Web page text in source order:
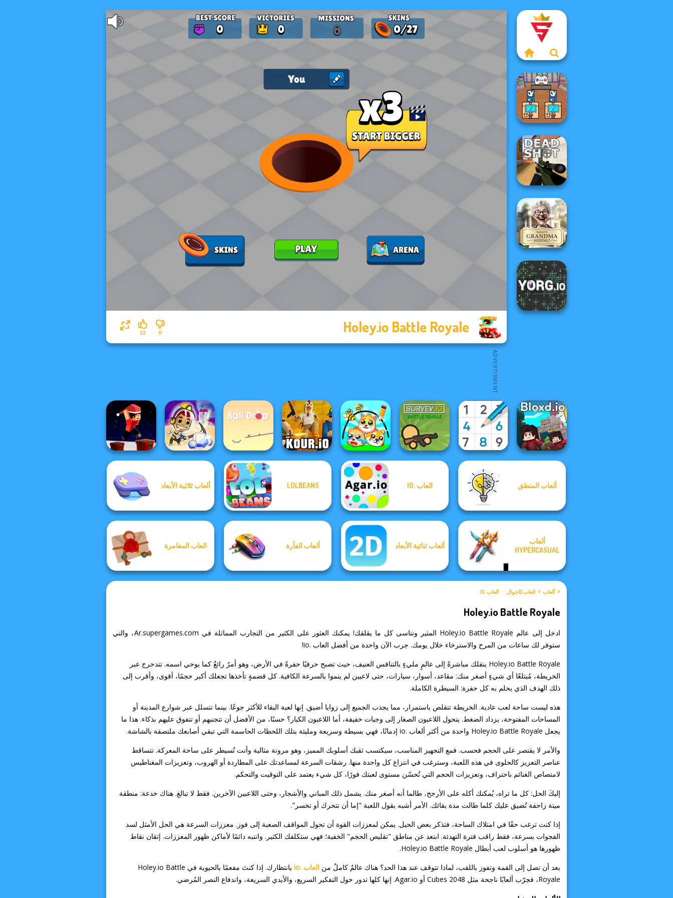
Holey.io Battle Royale
11
33
Black Friday
Stacker
Deadshot.io
What Is Grandma
Hiding
Parkour Block
Xmas Special
Idle Miner Space
Ball Drop Protect My Dog 3 Sudoku Royal
ألعاب ثلاثية الأبعاد LOLBEANS العاب .IO ألعاب المنطق
العاب المغامرة ألعاب الفأرة ألعاب ثنائية الأبعاد
ألعاب
HYPERCASUAL
ألعاب العاب كاجوال العاب .IO
Holey.io Battle Royale
ادخل إلى عالم Holey.io Battle Royale المثير وتناسى كل ما يقلقك! يمكنك العثور على الكثير من التجارب المماثلة في Ar.supergames.com، والتي
ستوفر لك ساعات من المرح والاسترخاء خلال يومك. جرب الآن واحدة من أفضل العاب .io!
Holey.io Battle Royale ينقلك مباشرةً إلى عالمٍ مليءٍ بالتنافس العنيف، حيث تصبح حرفيًا حفرةً في الأرض، وهو أمرٌ رائعٌ كما يوحي اسمه. تتدحرج عبر
الخريطة، مُبتلعًا أي شيءٍ أصغر منك: مقاعد، أسوار، سيارات، حتى لاعبين لم ينموا بالسرعة الكافية. كل قضمةٍ تأخذها تجعلك أكبر حجمًا، أقوى، وأقرب إلى
ذلك الهدف الذي يحلم به كل حفرة: السيطرة الكاملة.
هذه ليست ساحة لعب عادية. الخريطة تتقلص باستمرار، مما يجذب الجميع إلى زوايا أضيق. إنها لعبة البقاء للأكثر جوعًا. بينما تتسلل عبر شوارع المدينة أو
المساحات المفتوحة، يزداد الضغط. يتحول اللاعبون الصغار إلى وجبات خفيفة، أما اللاعبون الكبار؟ حسنًا، من الأفضل أن تتجنبهم أو تتفوق عليهم بذكاء. هذا ما
يجعل Holey.io Battle Royale واحدة من أكثر ألعاب .io إدمانًا، فهي بسيطة وسريعة ومليئة بتلك اللحظات الحاسمة التي تبقي أصابعك ملتصقة بالشاشة.
والأمر لا يقتصر على الحجم فحسب. فمع التجهيز المناسب، سيكتسب ثقبك أسلوبك المميز، وهو مرونة مثالية وأنت تُسيطر على ساحة المعركة. تتساقط
عناصر التعزيز كالحلوى في هذه اللعبة، وسترغب في انتزاع كل واحدة منها. رشقات السرعة لمساعدتك على المطاردة أو الهروب، وتعزيزات المغناطيس
لامتصاص الغنائم باحتراف، وتعزيزات الحجم التي تُحسّن مستوى لعبتك فورًا، كل شيء يعتمد على التوقيت والتحكم.
إليكَ الحل: كل ما تراه، يُمكنك أكله على الأرجح، طالما أنه أصغر منك. يشمل ذلك المباني والأشجار، وحتى اللاعبين الآخرين. فقط لا تبالغ. هناك خدعة: منطقة
ميتة زاحفة تُضيق عليك كلما طالت مدة بقائك. الأمر أشبه بقول اللعبة "إما أن تتحرك أو تخسر".
إذا كنت ترغب حقًا في امتلاك الساحة، فتذكر بعض الحيل. يمكن لمعززات القوة أن تحول المواقف الصعبة إلى فوز. معززات السرعة هي الحل الأمثل لسد
الفجوات بسرعة، فقط راقب فترة التهدئة. ابتعد عن مناطق "تقليص الحجم" الخفية؛ فهي ستكلفك الكثير. وانتبه دائمًا لأماكن ظهور المعززات. إتقان نقاط
ظهورها هو أسلوب لعب أبطال Holey.io Battle Royale.
بعد أن تصل إلى القمة وتفوز باللقب، لماذا تتوقف عند هذا الحد؟ هناك عالمٌ كاملٌ منالعاب .io
بانتظارك. إذا كنتَ مفعمًا بالحيوية في Holey.io Battle
Royale، فجرّب ألعابًا ناجحة مثل Cubes 2048 أو Agar.io. إنها كلها تدور حول التفكير السريع، والأيدي السريعة، واندفاع النصر المُرضي.